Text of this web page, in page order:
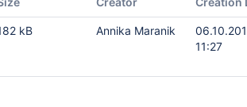
kB Annika Maranik
11:27